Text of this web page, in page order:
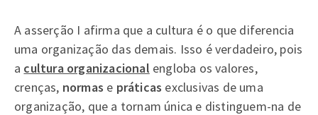
A asserção I afirma que a cultura é o que diferencia
uma organização das demais. Isso é verdadeiro, pois
a cultura organizacional engloba os valores,
crenças, normas e práticas exclusivas de uma
organização, que a tornam única e distinguem-na de